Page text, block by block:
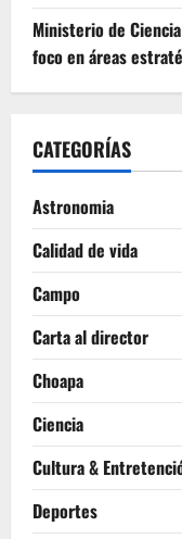
Ministerio de
foco en áreas
CATEGORÍAS
Astronomia
Calidad de vida
Campo
Carta al director
Choapa
Ciencia
Cultura &
Deportes